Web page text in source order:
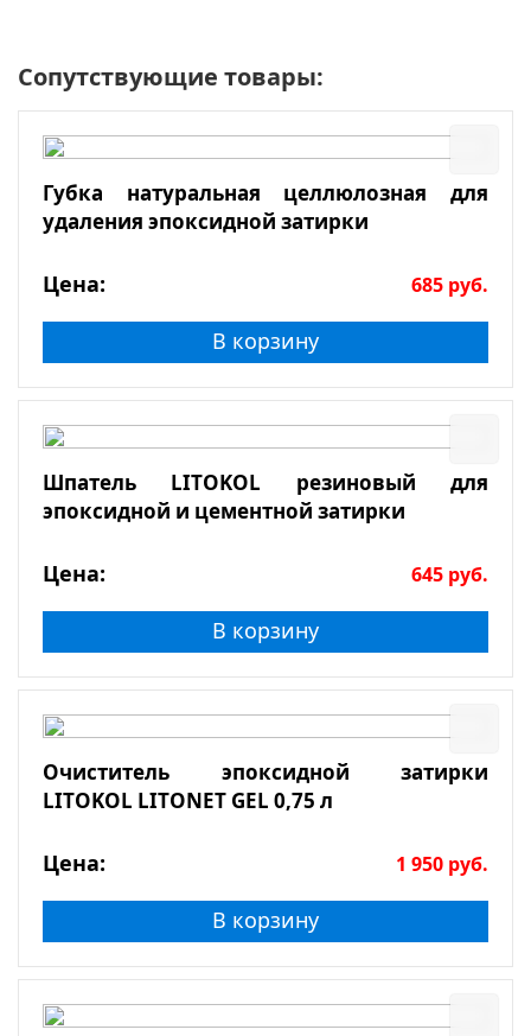
Сопутствующие товары:
Губка натуральная целлюлозная для
удаления эпоксидной затирки
Цена: 685 руб.
В корзину
Шпатель LITOKOL резиновый для
эпоксидной и цементной затирки
Цена: 645 руб.
В корзину
Очиститель эпоксидной затирки
LITOKOL LITONET GEL 0,75 л
Цена: 1 950 руб.
В корзину